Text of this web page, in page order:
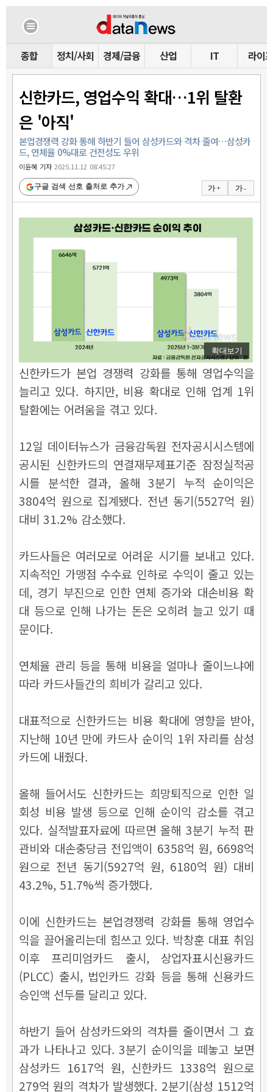
종합 정치/사회 경제/금융 산업 IT 라이프
신한카드, 영업수익 확대…1위 탈환
은 '아직'
본업경쟁력 강화 통해 하반기 들어 삼성카드와 격차 줄여…삼성카
드, 연체율 0%대로 건전성도 우위
이윤혜 기자2025.11.12 08:45:27
가 + 가 -
구글 검색 선호 출처로 추가
확대보기
신한카드가 본업 경쟁력 강화를 통해 영업수익을
늘리고 있다. 하지만, 비용 확대로 인해 업계 1위
탈환에는 어려움을 겪고 있다.
12일 데이터뉴스가 금융감독원 전자공시시스템에
공시된 신한카드의 연결재무제표기준 잠정실적공
시를 분석한 결과, 올해 3분기 누적 순이익은
3804억 원으로 집계됐다. 전년 동기(5527억 원)
대비 31.2% 감소했다.
카드사들은 여러모로 어려운 시기를 보내고 있다.
지속적인 가맹점 수수료 인하로 수익이 줄고 있는
데, 경기 부진으로 인한 연체 증가와 대손비용 확
대 등으로 인해 나가는 돈은 오히려 늘고 있기 때
문이다.
연체율 관리 등을 통해 비용을 얼마나 줄이느냐에
따라 카드사들간의 희비가 갈리고 있다.
대표적으로 신한카드는 비용 확대에 영향을 받아,
지난해 10년 만에 카드사 순이익 1위 자리를 삼성
카드에 내줬다.
올해 들어서도 신한카드는 희망퇴직으로 인한 일
회성 비용 발생 등으로 인해 순이익 감소를 겪고
있다. 실적발표자료에 따르면 올해 3분기 누적 판
관비와 대손충당금 전입액이 6358억 원, 6698억
원으로 전년 동기(5927억 원, 6180억 원) 대비
43.2%, 51.7%씩 증가했다.
이에 신한카드는 본업경쟁력 강화를 통해 영업수
익을 끌어올리는데 힘쓰고 있다. 박창훈 대표 취임
이후 프리미엄카드 출시, 상업자표시신용카드
(PLCC) 출시, 법인카드 강화 등을 통해 신용카드
승인액 선두를 달리고 있다.
하반기 들어 삼성카드와의 격차를 줄이면서 그 효
과가 나타나고 있다. 3분기 순이익을 떼놓고 보면
삼성카드 1617억 원, 신한카드 1338억 원으로
279억 원의 격차가 발생했다. 2분기(삼성 1512억